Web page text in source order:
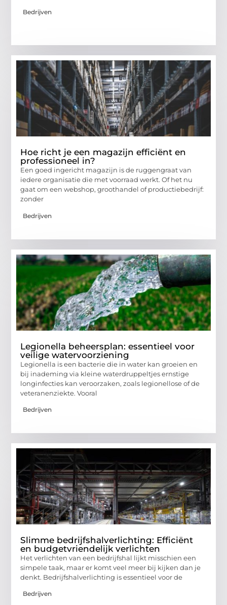
Bedrijven
Hoe richt je een magazijn efficiënt en
professioneel in?
Een goed ingericht magazijn is de ruggengraat van
iedere organisatie die met voorraad werkt. Of het nu
gaat om een webshop, groothandel of productiebedrijf:
zonder
Bedrijven
Legionella beheersplan: essentieel voor
veilige watervoorziening
Legionella is een bacterie die in water kan groeien en
bij inademing via kleine waterdruppeltjes ernstige
longinfecties kan veroorzaken, zoals legionellose of de
veteranenziekte. Vooral
Bedrijven
Slimme bedrijfshalverlichting: Efficiënt
en budgetvriendelijk verlichten
Het verlichten van een bedrijfshal lijkt misschien een
simpele taak, maar er komt veel meer bij kijken dan je
denkt. Bedrijfshalverlichting is essentieel voor de
Bedrijven